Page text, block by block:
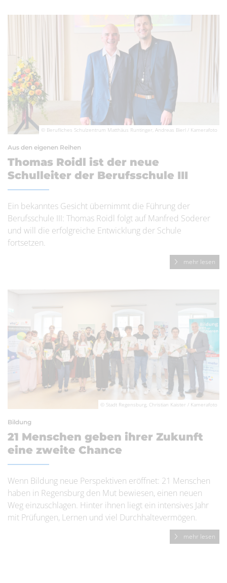
© Berufliches Schulzentrum Matthäus Runtinger, Andreas Bierl / Kamerafoto
Aus den eigenen Reihen
Thomas Roidl ist der neue
Schulleiter der Berufsschule III
Ein bekanntes Gesicht übernimmt die Führung der
Berufsschule III: Thomas Roidl folgt auf Manfred Soderer
und will die erfolgreiche Entwicklung der Schule
fortsetzen.
mehr lesen
© Stadt Regensburg, Christian Kaister / Kamerafoto
Bildung
21 Menschen geben ihrer Zukunft
eine zweite Chance
Wenn Bildung neue Perspektiven eröffnet: 21 Menschen
haben in Regensburg den Mut bewiesen, einen neuen
Weg einzuschlagen. Hinter ihnen liegt ein intensives Jahr
mit Prüfungen, Lernen und viel Durchhaltevermögen.
mehr lesen